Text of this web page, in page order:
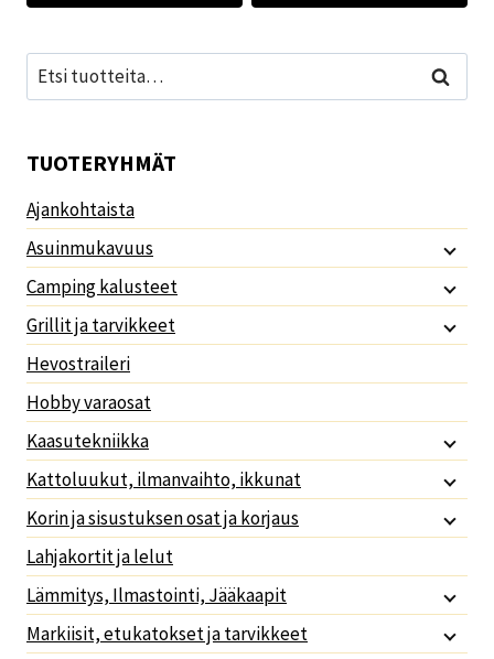
Etsi: Haku
TUOTERYHMÄT
Ajankohtaista
Asuinmukavuus
Camping kalusteet
Grillit ja tarvikkeet
Hevostraileri
Hobby varaosat
Kaasutekniikka
Kattoluukut, ilmanvaihto, ikkunat
Korin ja sisustuksen osat ja korjaus
Lahjakortit ja lelut
Lämmitys, Ilmastointi, Jääkaapit
Markiisit, etukatokset ja tarvikkeet